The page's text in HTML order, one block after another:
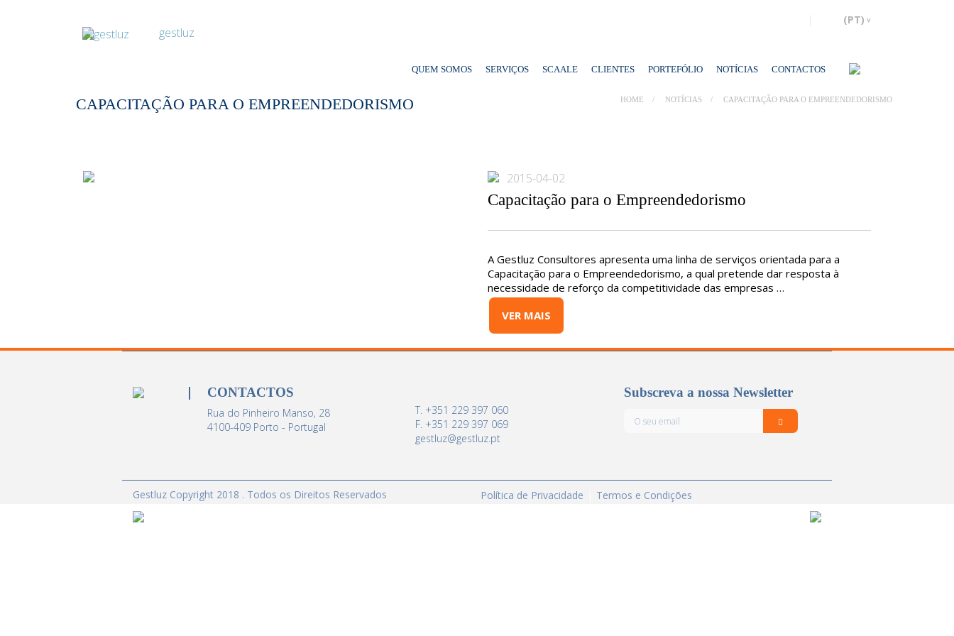
QUEM SOMOS SERVIÇOS SCAALE CLIENTES PORTEFÓLIO NOTÍCIAS CONTACTOS
CAPACITAÇÃO PARA O EMPREENDEDORISMO HOME NOTÍCIAS CAPACITAÇÃO PARA O EMPREENDEDORISMO
2015-04-02
Capacitação para o Empreendedorismo
A Gestluz Consultores apresenta uma linha de serviços orientada para a
Capacitação para o Empreendedorismo, a qual pretende dar resposta à
necessidade de reforço da competitividade das empresas …
VER MAIS
CONTACTOS
Rua do Pinheiro Manso, 28
4100-409 Porto - Portugal
T. +351 229 397 060
F. +351 229 397 069
gestluz@gestluz.pt
Subscreva a nossa Newsletter
Gestluz Copyright 2018 . Todos os Direitos Reservados Política de Privacidade Termos e Condições